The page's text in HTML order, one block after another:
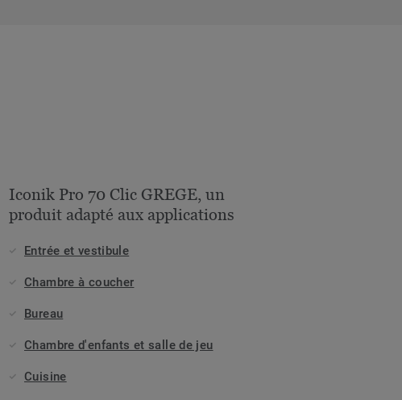
Iconik Pro 70 Clic GREGE, un
produit adapté aux applications
Entrée et vestibule
Chambre à coucher
Bureau
Chambre d'enfants et salle de jeu
Cuisine